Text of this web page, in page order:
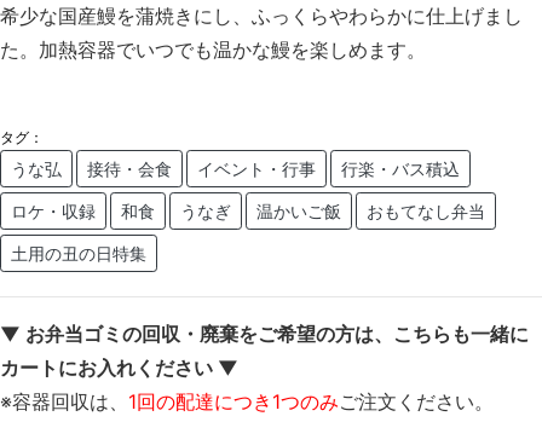
希少な国産鰻を蒲焼きにし、ふっくらやわらかに仕上げまし
た。加熱容器でいつでも温かな鰻を楽しめます。
タグ：
うな弘 接待・会食 イベント・行事 行楽・バス積込
ロケ・収録 和食 うなぎ 温かいご飯 おもてなし弁当
土用の丑の日特集
▼ お弁当ゴミの回収・廃棄をご希望の方は、こちらも一緒に
カートにお入れください ▼
※容器回収は、 1回の配達につき1つのみご注文ください。